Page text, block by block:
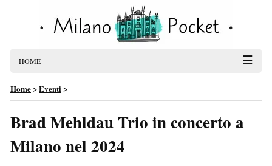
HOME ☰
Home>Eventi>
Brad Mehldau Trio in concerto a
Milano nel 2024